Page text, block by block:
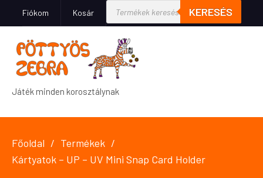
Fiókom Kosár KERESÉS
Játék minden korosztálynak
Főoldal
Termékek
Kártyatok – UP – UV Mini Snap Card Holder